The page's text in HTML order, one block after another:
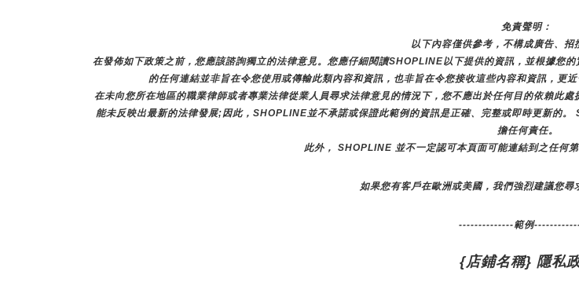
免責聲明：
以下內容僅供參考，不構成廣告、招
在發佈如下政策之前，您應該諮詢獨立的法律意見。您應仔細閱讀SHOPLINE以下提供的資訊，並根據您
的任何連結並非旨在令您使用或傳輸此類內容和資訊，也非旨在令您接收這些內容和資訊，更
在未向您所在地區的職業律師或者專業法律從業人員尋求法律意見的情況下，您不應出於任何目的依賴此
能未反映出最新的法律發展;因此，SHOPLINE並不承諾或保證此範例的資訊是正確、完整或即時更新的
擔任何責任。
此外， SHOPLINE 並不一定認可本頁面可能連結到之任何
如果您有客戶在歐洲或美國，我們強烈建議您尋
--------------範例
{店鋪名稱} 隱私